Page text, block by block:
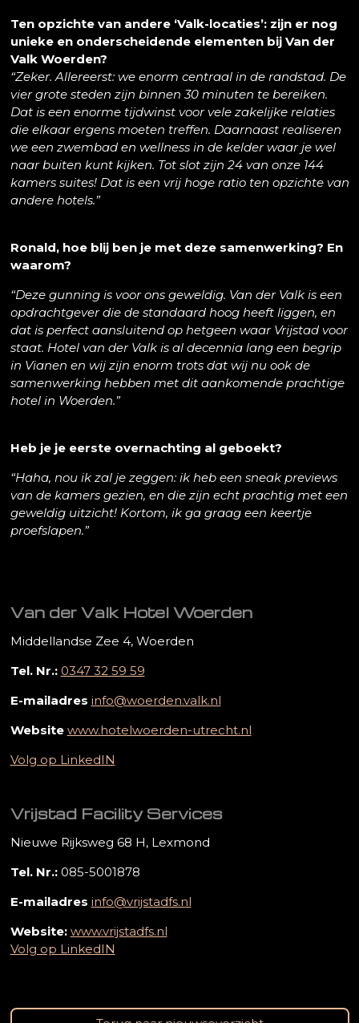
Ten opzichte van andere ‘Valk-locaties’: zijn er nog
unieke en onderscheidende elementen bij Van der
Valk Woerden?
“Zeker. Allereerst: we enorm centraal in de randstad. De
vier grote steden zijn binnen 30 minuten te bereiken.
Dat is een enorme tijdwinst voor vele zakelijke relaties
die elkaar ergens moeten treffen. Daarnaast realiseren
we een zwembad en wellness in de kelder waar je wel
naar buiten kunt kijken. Tot slot zijn 24 van onze 144
kamers suites! Dat is een vrij hoge ratio ten opzichte van
andere hotels.”
Ronald, hoe blij ben je met deze samenwerking? En
waarom?
“Deze gunning is voor ons geweldig. Van der Valk is een
opdrachtgever die de standaard hoog heeft liggen, en
dat is perfect aansluitend op hetgeen waar Vrijstad voor
staat. Hotel van der Valk is al decennia lang een begrip
in Vianen en wij zijn enorm trots dat wij nu ook de
samenwerking hebben met dit aankomende prachtige
hotel in Woerden.”
Heb je je eerste overnachting al geboekt?
“Haha, nou ik zal je zeggen: ik heb een sneak previews
van de kamers gezien, en die zijn echt prachtig met een
geweldig uitzicht! Kortom, ik ga graag een keertje
proefslapen.”
Van der Valk Hotel Woerden
Middellandse Zee 4, Woerden
Tel. Nr.: 0347 32 59 59
E-mailadres info@woerden.valk.nl
Website www.hotelwoerden-utrecht.nl
Volg op LinkedIN
Vrijstad Facility Services
Nieuwe Rijksweg 68 H, Lexmond
Tel. Nr.: 085-5001878
E-mailadres info@vrijstadfs.nl
Website: www.vrijstadfs.nl
Volg op LinkedIN